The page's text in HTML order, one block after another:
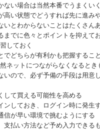
い場合は当然本番でうまくい
い状態でどうすれば先に進み
とわからないことはたくさん
でに色々とポイントを抑えてお
しておく
どちらが有利かも把握するこ
ットにつながらなくなるとき
ので、必ず予備の手段は用意
て買える可能性を高める
おき、ログイン時に発生す
い環境で挑むようにする
方法など予め入力できるも